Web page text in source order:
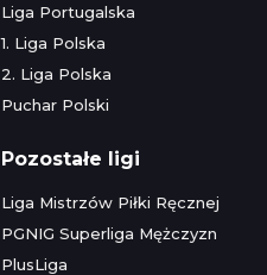
Liga Portugalska
1. Liga Polska
2. Liga Polska
Puchar Polski
Pozostałe ligi
Liga Mistrzów Piłki Ręcznej
PGNIG Superliga Mężczyzn
PlusLiga